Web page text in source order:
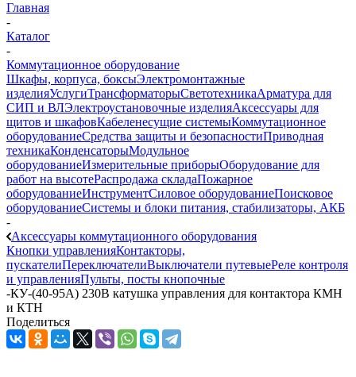
Главная
-
Каталог
-
Коммутационное оборудование
Шкафы, корпуса, боксыЭлектромонтажные
изделияУслугиТрансформаторыСветотехникаАрматура для
СИП и ВЛЭлектроустановочные изделияАксессуары для
щитов и шкафовКабеленесущие системыКоммутационное
оборудованиеСредства защиты и безопасностиПриводная
техникаКонденсаторыМодульное
оборудованиеИзмерительные приборыОборудование для
работ на высотеРаспродажа складаПожарное
оборудованиеИнструментСиловое оборудованиеПоисковое
оборудованиеСистемы и блоки питания, стабилизаторы, АКБ
-
Аксессуары коммутационного оборудования
Кнопки управленияКонтакторы,
пускателиПереключателиВыключатели путевыеРеле контроля
и управленияПульты, посты кнопочные
-КУ-(40-95А) 230В катушка управления для контактора КМН
и КТН
Поделиться